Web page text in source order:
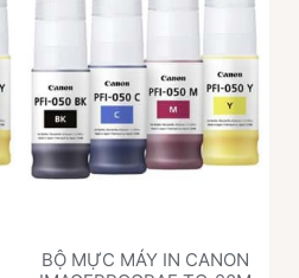
BỘ MỰC MÁY IN CANON